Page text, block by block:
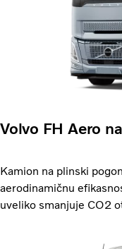
Volvo FH Aero
Kamion na plinski
aerodinamičnu
uveliko smanjuje CO2